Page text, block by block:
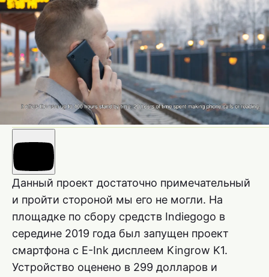
Данный проект достаточно примечательный
и пройти стороной мы его не могли. На
площадке по сбору средств Indiegogo в
середине 2019 года был запущен проект
смартфона с E-Ink дисплеем Kingrow K1.
Устройство оценено в 299 долларов и